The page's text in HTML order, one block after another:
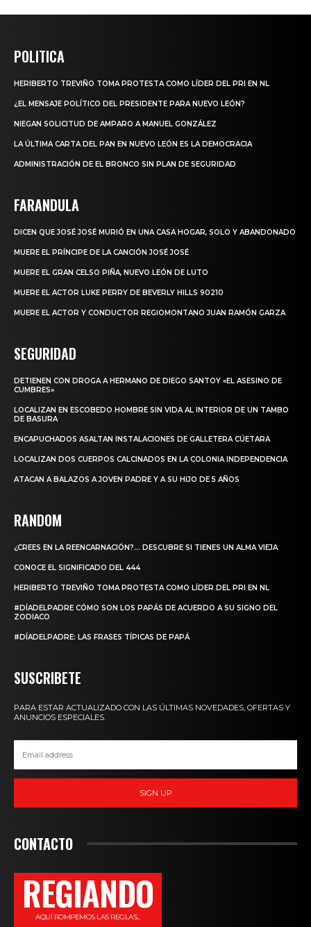
POLITICA
HERIBERTO TREVIÑO TOMA PROTESTA COMO LÍDER DEL PRI EN NL
¿EL MENSAJE POLÍTICO DEL PRESIDENTE PARA NUEVO LEÓN?
NIEGAN SOLICITUD DE AMPARO A MANUEL GONZÁLEZ
LA ÚLTIMA CARTA DEL PAN EN NUEVO LEÓN ES LA DEMOCRACIA
ADMINISTRACIÓN DE EL BRONCO SIN PLAN DE SEGURIDAD
FARANDULA
DICEN QUE JOSÉ JOSÉ MURIÓ EN UNA CASA HOGAR, SOLO Y ABANDONADO
MUERE EL PRÍNCIPE DE LA CANCIÓN JOSÉ JOSÉ
MUERE EL GRAN CELSO PIÑA, NUEVO LEÓN DE LUTO
MUERE EL ACTOR LUKE PERRY DE BEVERLY HILLS 90210
MUERE EL ACTOR Y CONDUCTOR REGIOMONTANO JUAN RAMÓN GARZA
SEGURIDAD
DETIENEN CON DROGA A HERMANO DE DIEGO SANTOY «EL ASESINO DE
CUMBRES»
LOCALIZAN EN ESCOBEDO HOMBRE SIN VIDA AL INTERIOR DE UN TAMBO
DE BASURA
ENCAPUCHADOS ASALTAN INSTALACIONES DE GALLETERA CÚETARA
LOCALIZAN DOS CUERPOS CALCINADOS EN LA COLONIA INDEPENDENCIA
ATACAN A BALAZOS A JOVEN PADRE Y A SU HIJO DE 5 AÑOS
RANDOM
¿CREES EN LA REENCARNACIÓN?… DESCUBRE SI TIENES UN ALMA VIEJA
CONOCE EL SIGNIFICADO DEL 444
HERIBERTO TREVIÑO TOMA PROTESTA COMO LÍDER DEL PRI EN NL
#DÍADELPADRE CÓMO SON LOS PAPÁS DE ACUERDO A SU SIGNO DEL
ZODIACO
#DÍADELPADRE: LAS FRASES TÍPICAS DE PAPÁ
SUSCRIBETE
PARA ESTAR ACTUALIZADO CON LAS ÚLTIMAS NOVEDADES, OFERTAS Y
ANUNCIOS ESPECIALES.
SIGN UP
CONTACTO
REGIANDO
AQUÍ ROMPEMOS LAS REGLAS...